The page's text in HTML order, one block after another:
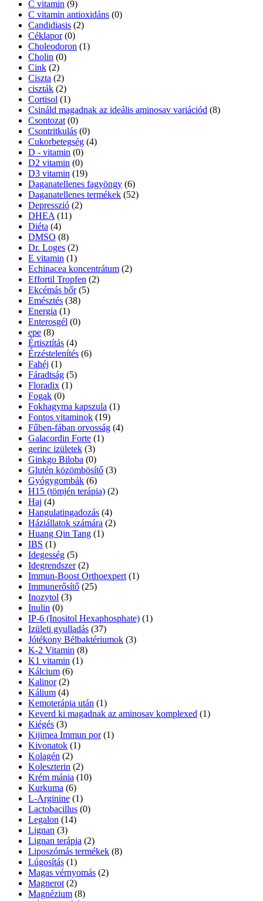
C vitamin (9)
C vitamin antioxidáns (0)
Candidiasis (2)
Céklapor (0)
Choleodoron (1)
Cholin (0)
Cink (2)
Ciszta (2)
ciszták (2)
Cortisol (1)
Csináld magadnak az ideális aminosav variációd (8)
Csontozat (0)
Csontritkulás (0)
Cukorbetegség (4)
D - vitamin (0)
D2 vitamin (0)
D3 vitamin (19)
Daganatellenes fagyöngy (6)
Daganatellenes termékek (52)
Depresszió (2)
DHEA (11)
Diéta (4)
DMSO (8)
Dr. Loges (2)
E vitamin (1)
Echinacea koncentrátum (2)
Effortil Tropfen (2)
Ekcémás bőr (5)
Emésztés (38)
Energia (1)
Enterosgél (0)
epe (8)
Értisztítás (4)
Érzéstelenítés (6)
Fahéj (1)
Fáradtság (5)
Floradix (1)
Fogak (0)
Fokhagyma kapszula (1)
Fontos vitaminok (19)
Fűben-fában orvosság (4)
Galacordin Forte (1)
gerinc izületek (3)
Ginkgo Biloba (0)
Glutén közömbösítő (3)
Gyógygombák (6)
H15 (tömjén terápia) (2)
Haj (4)
Hangulatingadozás (4)
Háziállatok számára (2)
Huang Qin Tang (1)
IBS (1)
Idegesség (5)
Idegrendszer (2)
Immun-Boost Orthoexpert (1)
Immunerősítő (25)
Inozytol (3)
Inulin (0)
IP-6 (Inositol Hexaphosphate) (1)
Izületi gyulladás (37)
Jótékony Bélbaktériumok (3)
K-2 Vitamin (8)
K1 vitamin (1)
Kálcium (6)
Kalinor (2)
Kálium (4)
Kemoterápia után (1)
Keverd ki magadnak az aminosav komplexed (1)
Kiégés (3)
Kijimea Immun por (1)
Kivonatok (1)
Kolagén (2)
Koleszterin (2)
Krém mánia (10)
Kurkuma (6)
L-Arginine (1)
Lactobacillus (0)
Legalon (14)
Lignan (3)
Lignan terápia (2)
Liposzómás termékek (8)
Lúgosítás (1)
Magas vérnyomás (2)
Magnerot (2)
Magnézium (8)